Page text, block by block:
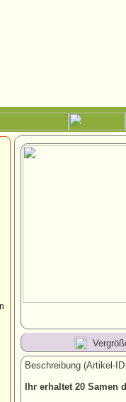
Beschreibung (Artikel-
Ihr erhaltet 20 Samen